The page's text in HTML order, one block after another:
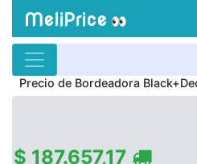
MeliPrice 👀
Precio de Bordeadora
$ 187.657,17